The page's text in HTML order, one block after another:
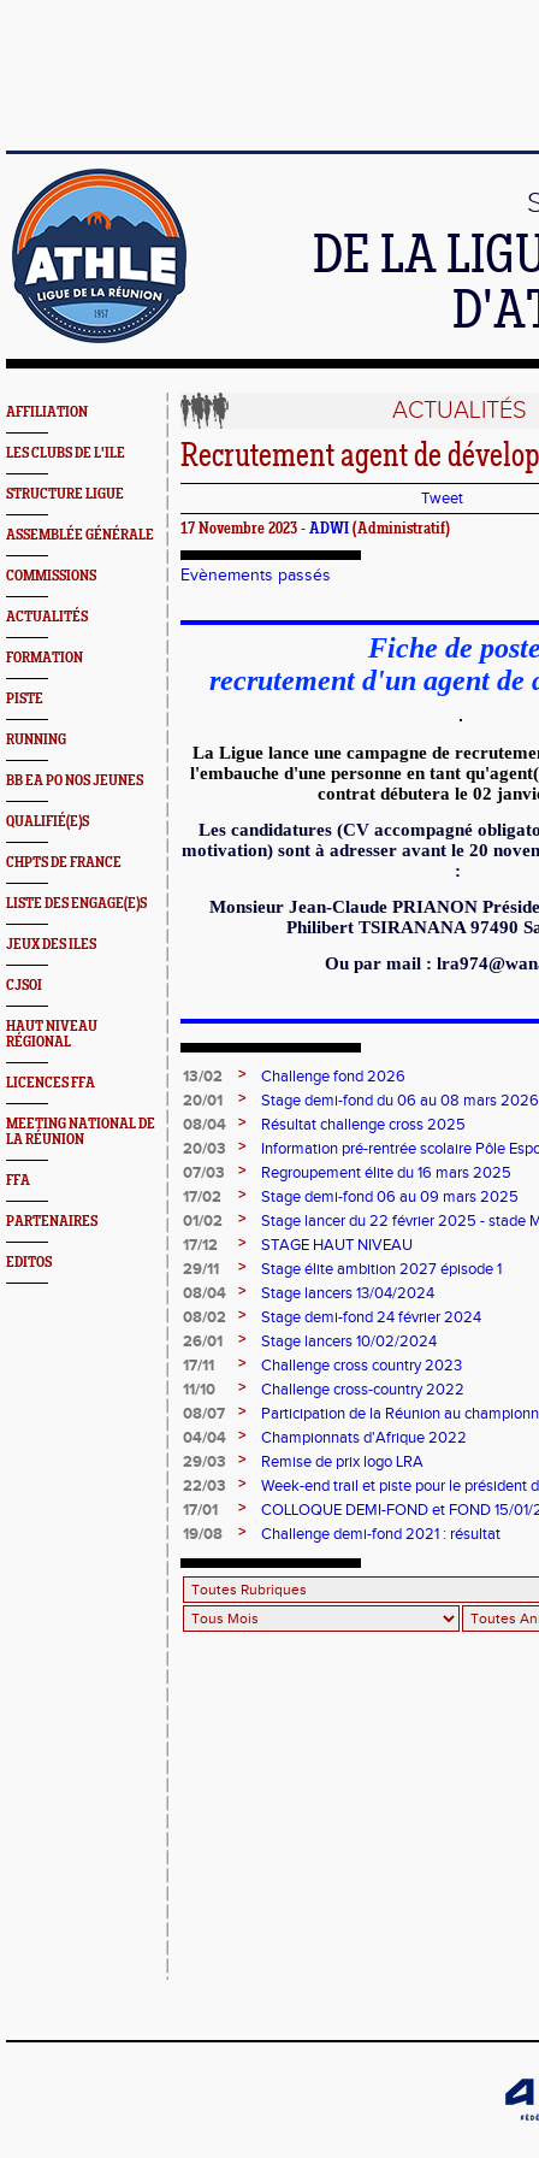
DE LA
AFFILIATION
LES CLUBS DE L'ILE
STRUCTURE LIGUE
ASSEMBLÉE GÉNÉRALE
COMMISSIONS
ACTUALITÉS
FORMATION
PISTE
RUNNING
BB EA PO NOS JEUNES
QUALIFIÉ(E)S
CHPTS DE FRANCE
LISTE DES ENGAGE(E)S
JEUX DES ILES
CJSOI
HAUT NIVEAU
RÉGIONAL
LICENCES FFA
MEETING NATIONAL DE
LA RÉUNION
FFA
PARTENAIRES
EDITOS
ACTUALITÉS
Recrutement agent de
Tweet
17 Novembre 2023 - ADWI (Administratif)
Evènements passés
Fiche de
recrutement d'un agent de
La Ligue lance une campagne de
l'embauche d'une personne en tant
contrat débutera le 02
Les candidatures (CV accompagné
motivation) sont à adresser avant le 20
:
Monsieur Jean-Claude PRIANON
Philibert TSIRANANA 97490
Ou par mail :
13/02 >
Challenge fond 2026
20/01
>
Stage demi-fond du 06 au 08 mars 2026
08/04
>
Résultat challenge cross 2025
20/03
>
Information pré-rentrée scolaire Pôle
07/03
>
Regroupement élite du 16 mars 2025
17/02
>
Stage demi-fond 06 au 09 mars 2025
01/02
>
Stage lancer du 22 février 2025 - stade
17/12
>
STAGE HAUT NIVEAU
29/11
>
Stage élite ambition 2027 épisode 1
08/04
>
Stage lancers 13/04/2024
08/02
>
Stage demi-fond 24 février 2024
26/01
>
Stage lancers 10/02/2024
17/11
>
Challenge cross country 2023
11/10
>
Challenge cross-country 2022
08/07
>
Participation de la Réunion au
04/04
>
Championnats d'Afrique 2022
29/03
>
Remise de prix logo LRA
22/03
>
Week-end trail et piste pour le président
PRIANON
17/01 >
COLLOQUE DEMI-FOND et FOND 15/
19/08
> Challenge demi-fond 2021 : résultat